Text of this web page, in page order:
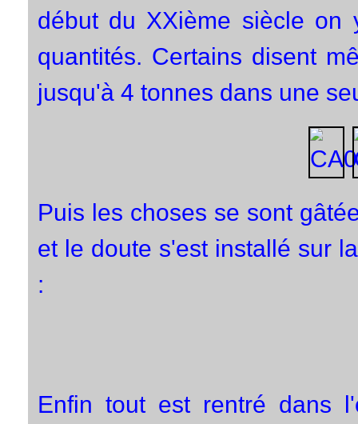
début du XXième siècle on
quantités. Certains disent
jusqu'à 4 tonnes dans une
Puis les choses se sont
et le doute s'est installé sur
:
Enfin tout est rentré dans